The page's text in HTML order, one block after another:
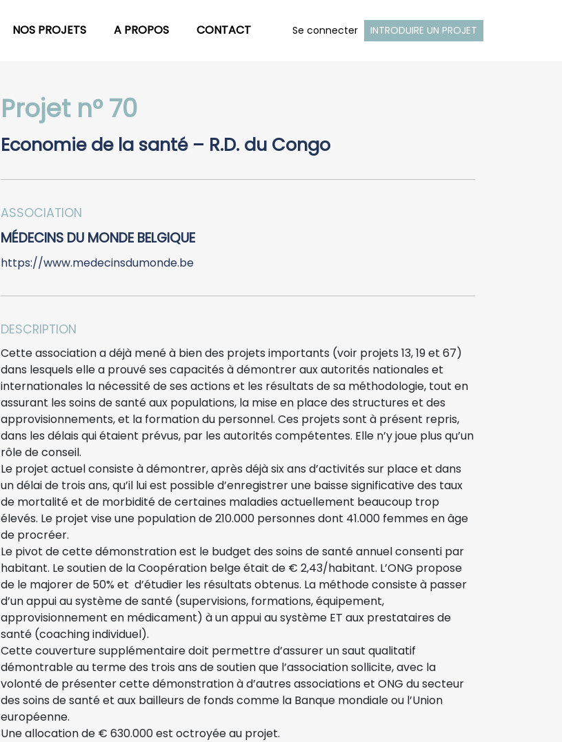
NOS PROJETS A PROPOS CONTACT Se connecter INTRODUIRE UN PROJET
Projet n° 70
Economie de la santé – R.D. du Congo
ASSOCIATION
MÉDECINS DU MONDE BELGIQUE
https://www.medecinsdumonde.be
DESCRIPTION
Cette association a déjà mené à bien des projets importants (voir projets 13, 19 et 67)
dans lesquels elle a prouvé ses capacités à démontrer aux autorités nationales et
internationales la nécessité de ses actions et les résultats de sa méthodologie, tout en
assurant les soins de santé aux populations, la mise en place des structures et des
approvisionnements, et la formation du personnel. Ces projets sont à présent repris,
dans les délais qui étaient prévus, par les autorités compétentes. Elle n’y joue plus qu’un
rôle de conseil.
Le projet actuel consiste à démontrer, après déjà six ans d’activités sur place et dans
un délai de trois ans, qu’il lui est possible d’enregistrer une baisse significative des taux
de mortalité et de morbidité de certaines maladies actuellement beaucoup trop
élevés. Le projet vise une population de 210.000 personnes dont 41.000 femmes en âge
de procréer.
Le pivot de cette démonstration est le budget des soins de santé annuel consenti par
habitant. Le soutien de la Coopération belge était de € 2,43/habitant. L’ONG propose
de le majorer de 50% et d’étudier les résultats obtenus. La méthode consiste à passer
d’un appui au système de santé (supervisions, formations, équipement,
approvisionnement en médicament) à un appui au système ET aux prestataires de
santé (coaching individuel).
Cette couverture supplémentaire doit permettre d’assurer un saut qualitatif
démontrable au terme des trois ans de soutien que l’association sollicite, avec la
volonté de présenter cette démonstration à d’autres associations et ONG du secteur
des soins de santé et aux bailleurs de fonds comme la Banque mondiale ou l’Union
européenne.
Une allocation de € 630.000 est octroyée au projet.